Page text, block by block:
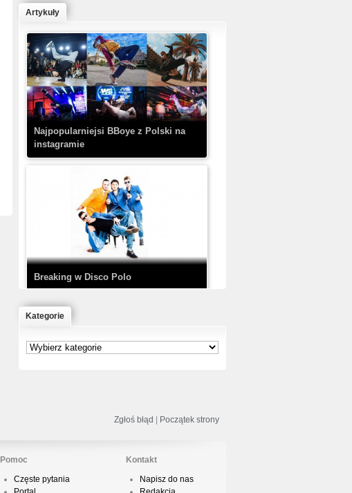
Kaczorex w najnowszym klipie: HRYPA
– Kobieta z walizką
TEDE & SIR MICH - KICKDOWN /
DISCO NOIR
Prod. Chubeats, Scratch:…
KrisBo - Cienie
Artykuły
Najpopularniejsi BBoye z Polski na
instagramie
Breaking w Disco Polo
Kategorie
Zgłoś błąd | Początek strony
Pomoc
Częste pytania
Kontakt
Napisz do nas